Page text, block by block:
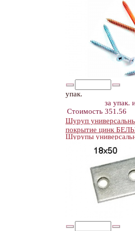
упак.
за упак.
Стоимость 351.56
Шуруп
покрытие цинк
Шурупы